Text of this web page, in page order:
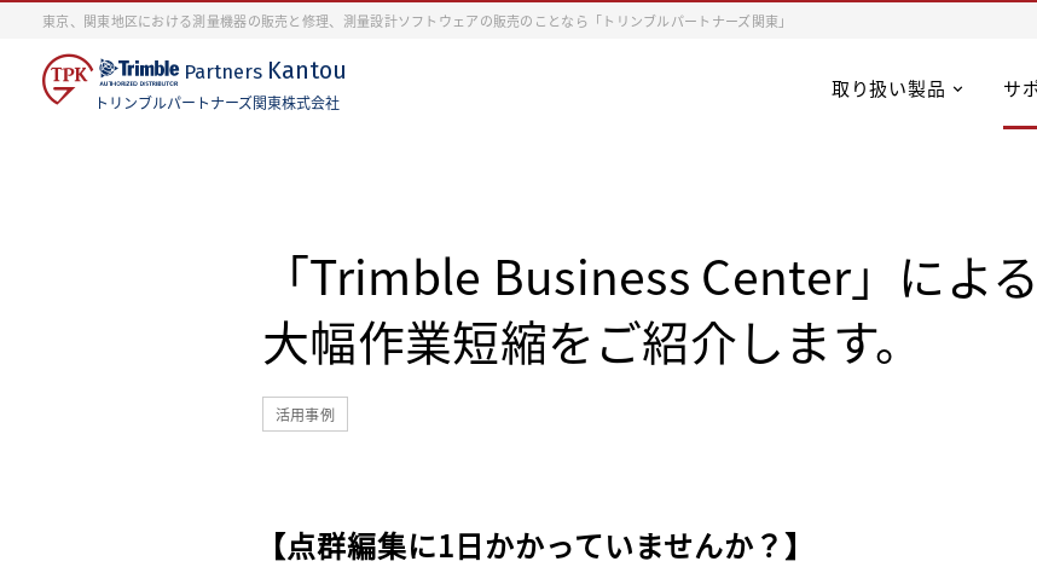
東京、関東地区における測量機器の販売と修理、測量設計ソフトウェアの販売のことなら「トリンブルパートナーズ関東」
Partners Kantou
トリンブルパートナーズ関東株式会社
取り扱い製品 サ
「Trimble Business Center」によ
大幅作業短縮をご紹介します。
活用事例
【点群編集に1日かかっていませんか？】